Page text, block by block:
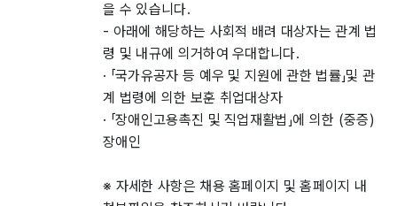
을 수 있습니다.
- 아래에 해당하는 사회적 배려 대상자는 관계 법
령 및 내규에 의거하여 우대합니다.
· 「국가유공자 등 예우 및 지원에 관한 법률」및 관
계 법령에 의한 보훈 취업대상자
· 「장애인고용촉진 및 직업재활법」에 의한 (중증)
장애인
※ 자세한 사항은 채용 홈페이지 및 홈페이지 내